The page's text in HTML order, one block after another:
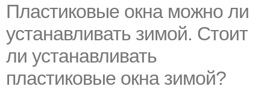
Пластиковые окна можно ли
устанавливать зимой. Стоит
ли устанавливать
пластиковые окна зимой?